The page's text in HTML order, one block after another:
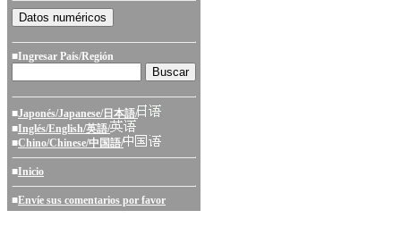
■Ingresar País/Región
■Japonés/Japanese/日本語/
■Inglés/English/英語/
■Chino/Chinese/中国語/
■Inicio
■Envíe sus comentarios por favor